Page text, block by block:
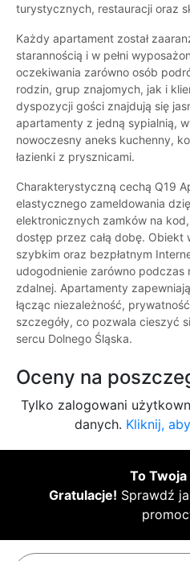
turystycznych, restauracji oraz
Każdy apartament został
starannością i w pełni
oczekiwania zarówno osób
rodzin, grup znajomych, jak i
dyspozycji gości znajdują się
apartamenty z jedną sypialnią,
nowoczesny aneks kuchenny,
łazienki z prysznicami.
Charakterystyczną cechą Q19
elastycznego zameldowania
elektronicznych zamków na
dostęp przez całą dobę. Obiekt
szybkim oraz bezpłatnym
udogodnienie zarówno podczas
zdalnej. Apartamenty
łącząc niezależność,
szczegóły, co pozwala cieszyć
sercu Dolnego Śląska.
Oceny na
Tylko zalogowani
danych. Kliknij,
To
Gratulacje! Sprawdź